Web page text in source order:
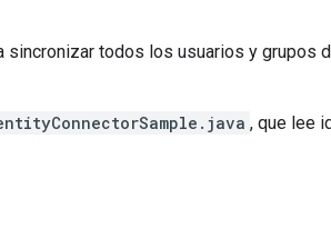
sincronizar todos los usuarios y grupos
, que lee